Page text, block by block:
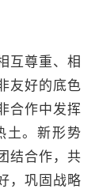
尊重、相
友好的底色
合作中发挥
土。新形势
结合作，共
，巩固战略